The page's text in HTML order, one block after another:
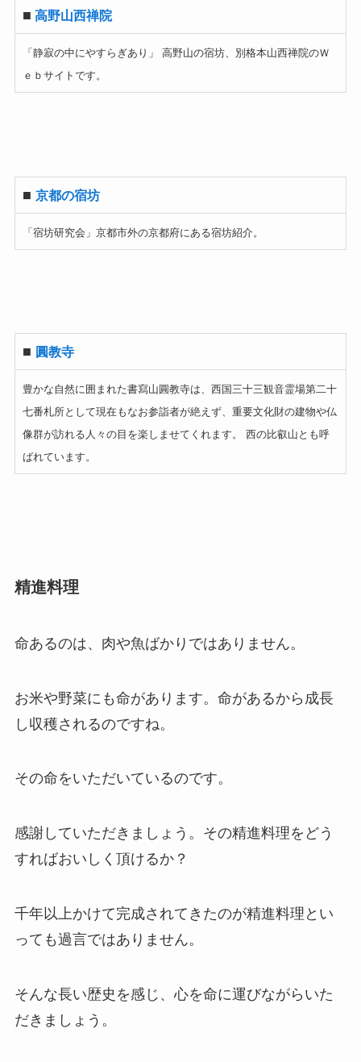
■ 高野山西禅院
「静寂の中にやすらぎあり」 高野山の宿坊、別格本山西禅院のＷ
ｅｂサイトです。
■ 京都の宿坊
「宿坊研究会」京都市外の京都府にある宿坊紹介。
■ 圓教寺
豊かな自然に囲まれた書寫山圓教寺は、西国三十三観音霊場第二十
七番札所として現在もなお参詣者が絶えず、重要文化財の建物や仏
像群が訪れる人々の目を楽しませてくれます。 西の比叡山とも呼
ばれています。
精進料理
命あるのは、肉や魚ばかりではありません。
お米や野菜にも命があります。命があるから成長
し収穫されるのですね。
その命をいただいているのです。
感謝していただきましょう。その精進料理をどう
すればおいしく頂けるか？
千年以上かけて完成されてきたのが精進料理とい
っても過言ではありません。
そんな長い歴史を感じ、心を命に運びながらいた
だきましょう。